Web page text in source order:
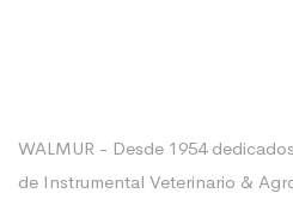
WALMUR - Desde 1954
de Instrumental Veterinario &